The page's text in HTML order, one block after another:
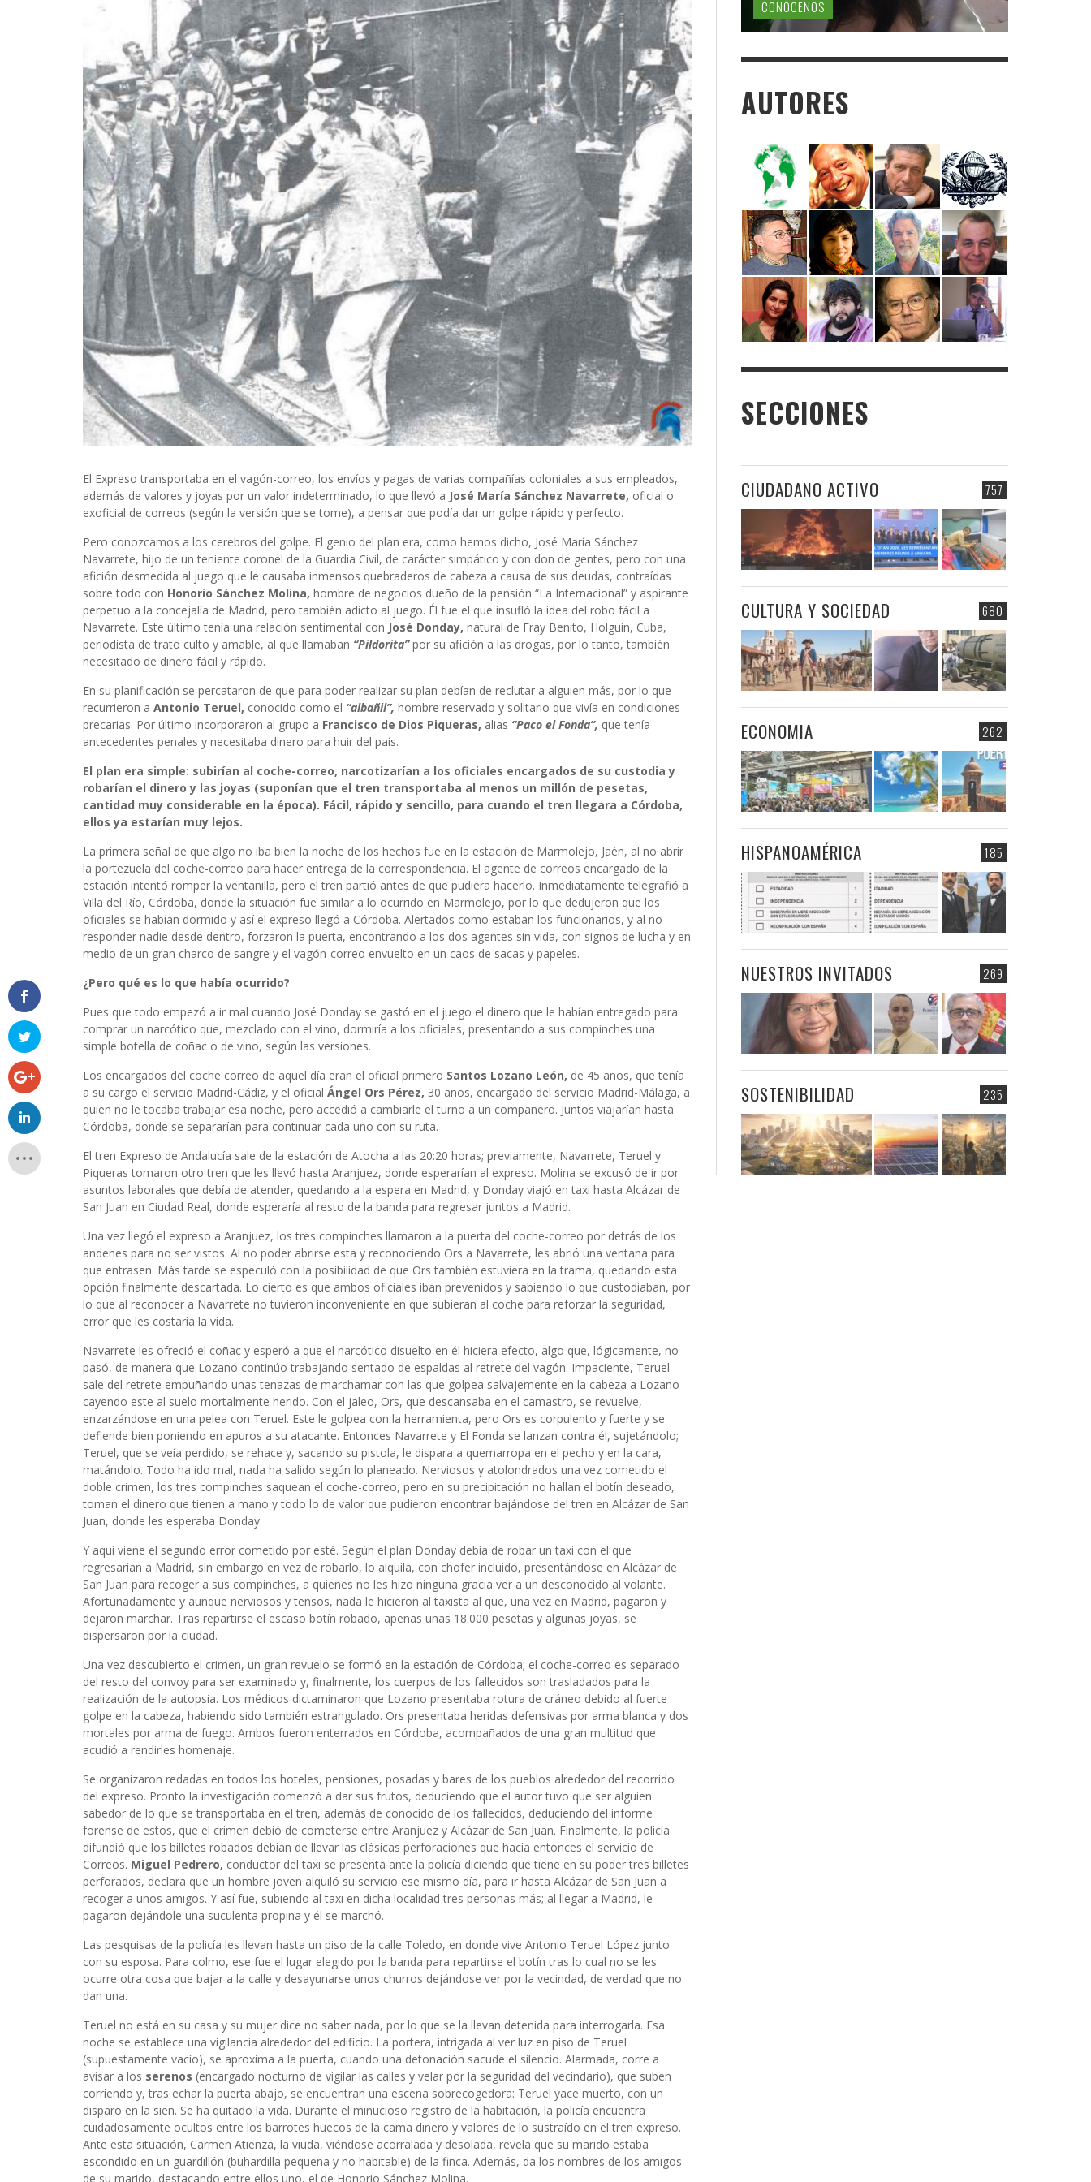
El Expreso transportaba en el vagón-correo, los envíos y pagas de varias compañías coloniales a sus empleados,
además de valores y joyas por un valor indeterminado, lo que llevó a José María Sánchez Navarrete, oficial o
exoficial de correos (según la versión que se tome), a pensar que podía dar un golpe rápido y perfecto.
Pero conozcamos a los cerebros del golpe. El genio del plan era, como hemos dicho, José María Sánchez
Navarrete, hijo de un teniente coronel de la Guardia Civil, de carácter simpático y con don de gentes, pero con una
afición desmedida al juego que le causaba inmensos quebraderos de cabeza a causa de sus deudas, contraídas
sobre todo con Honorio Sánchez Molina, hombre de negocios dueño de la pensión “La Internacional” y aspirante
perpetuo a la concejalía de Madrid, pero también adicto al juego. Él fue el que insufló la idea del robo fácil a
Navarrete. Este último tenía una relación sentimental con José Donday, natural de Fray Benito, Holguín, Cuba,
periodista de trato culto y amable, al que llamaban “Pildorita”por su afición a las drogas, por lo tanto, también
necesitado de dinero fácil y rápido.
En su planificación se percataron de que para poder realizar su plan debían de reclutar a alguien más, por lo que
recurrieron a Antonio Teruel, conocido como el “albañil”, hombre reservado y solitario que vivía en condiciones
precarias. Por último incorporaron al grupo a Francisco de Dios Piqueras, alias “Paco el Fonda”, que tenía
antecedentes penales y necesitaba dinero para huir del país.
El plan era simple: subirían al coche-correo, narcotizarían a los oficiales encargados de su custodia y
robarían el dinero y las joyas (suponían que el tren transportaba al menos un millón de pesetas,
cantidad muy considerable en la época). Fácil, rápido y sencillo, para cuando el tren llegara a Córdoba,
ellos ya estarían muy lejos.
La primera señal de que algo no iba bien la noche de los hechos fue en la estación de Marmolejo, Jaén, al no abrir
la portezuela del coche-correo para hacer entrega de la correspondencia. El agente de correos encargado de la
estación intentó romper la ventanilla, pero el tren partió antes de que pudiera hacerlo. Inmediatamente telegrafió a
Villa del Río, Córdoba, donde la situación fue similar a lo ocurrido en Marmolejo, por lo que dedujeron que los
oficiales se habían dormido y así el expreso llegó a Córdoba. Alertados como estaban los funcionarios, y al no
responder nadie desde dentro, forzaron la puerta, encontrando a los dos agentes sin vida, con signos de lucha y en
medio de un gran charco de sangre y el vagón-correo envuelto en un caos de sacas y papeles.
¿Pero qué es lo que había ocurrido?
Pues que todo empezó a ir mal cuando José Donday se gastó en el juego el dinero que le habían entregado para
comprar un narcótico que, mezclado con el vino, dormiría a los oficiales, presentando a sus compinches una
simple botella de coñac o de vino, según las versiones.
Los encargados del coche correo de aquel día eran el oficial primero Santos Lozano León, de 45 años, que tenía
a su cargo el servicio Madrid-Cádiz, y el oficial Ángel Ors Pérez, 30 años, encargado del servicio Madrid-Málaga, a
quien no le tocaba trabajar esa noche, pero accedió a cambiarle el turno a un compañero. Juntos viajarían hasta
Córdoba, donde se separarían para continuar cada uno con su ruta.
El tren Expreso de Andalucía sale de la estación de Atocha a las 20:20 horas; previamente, Navarrete, Teruel y
Piqueras tomaron otro tren que les llevó hasta Aranjuez, donde esperarían al expreso. Molina se excusó de ir por
asuntos laborales que debía de atender, quedando a la espera en Madrid, y Donday viajó en taxi hasta Alcázar de
San Juan en Ciudad Real, donde esperaría al resto de la banda para regresar juntos a Madrid.
Una vez llegó el expreso a Aranjuez, los tres compinches llamaron a la puerta del coche-correo por detrás de los
andenes para no ser vistos. Al no poder abrirse esta y reconociendo Ors a Navarrete, les abrió una ventana para
que entrasen. Más tarde se especuló con la posibilidad de que Ors también estuviera en la trama, quedando esta
opción finalmente descartada. Lo cierto es que ambos oficiales iban prevenidos y sabiendo lo que custodiaban, por
lo que al reconocer a Navarrete no tuvieron inconveniente en que subieran al coche para reforzar la seguridad,
error que les costaría la vida.
Navarrete les ofreció el coñac y esperó a que el narcótico disuelto en él hiciera efecto, algo que, lógicamente, no
pasó, de manera que Lozano continúo trabajando sentado de espaldas al retrete del vagón. Impaciente, Teruel
sale del retrete empuñando unas tenazas de marchamar con las que golpea salvajemente en la cabeza a Lozano
cayendo este al suelo mortalmente herido. Con el jaleo, Ors, que descansaba en el camastro, se revuelve,
enzarzándose en una pelea con Teruel. Este le golpea con la herramienta, pero Ors es corpulento y fuerte y se
defiende bien poniendo en apuros a su atacante. Entonces Navarrete y El Fonda se lanzan contra él, sujetándolo;
Teruel, que se veía perdido, se rehace y, sacando su pistola, le dispara a quemarropa en el pecho y en la cara,
matándolo. Todo ha ido mal, nada ha salido según lo planeado. Nerviosos y atolondrados una vez cometido el
doble crimen, los tres compinches saquean el coche-correo, pero en su precipitación no hallan el botín deseado,
toman el dinero que tienen a mano y todo lo de valor que pudieron encontrar bajándose del tren en Alcázar de San
Juan, donde les esperaba Donday.
Y aquí viene el segundo error cometido por esté. Según el plan Donday debía de robar un taxi con el que
regresarían a Madrid, sin embargo en vez de robarlo, lo alquila, con chofer incluido, presentándose en Alcázar de
San Juan para recoger a sus compinches, a quienes no les hizo ninguna gracia ver a un desconocido al volante.
Afortunadamente y aunque nerviosos y tensos, nada le hicieron al taxista al que, una vez en Madrid, pagaron y
dejaron marchar. Tras repartirse el escaso botín robado, apenas unas 18.000 pesetas y algunas joyas, se
dispersaron por la ciudad.
Una vez descubierto el crimen, un gran revuelo se formó en la estación de Córdoba; el coche-correo es separado
del resto del convoy para ser examinado y, finalmente, los cuerpos de los fallecidos son trasladados para la
realización de la autopsia. Los médicos dictaminaron que Lozano presentaba rotura de cráneo debido al fuerte
golpe en la cabeza, habiendo sido también estrangulado. Ors presentaba heridas defensivas por arma blanca y dos
mortales por arma de fuego. Ambos fueron enterrados en Córdoba, acompañados de una gran multitud que
acudió a rendirles homenaje.
Se organizaron redadas en todos los hoteles, pensiones, posadas y bares de los pueblos alrededor del recorrido
del expreso. Pronto la investigación comenzó a dar sus frutos, deduciendo que el autor tuvo que ser alguien
sabedor de lo que se transportaba en el tren, además de conocido de los fallecidos, deduciendo del informe
forense de estos, que el crimen debió de cometerse entre Aranjuez y Alcázar de San Juan. Finalmente, la policía
difundió que los billetes robados debían de llevar las clásicas perforaciones que hacía entonces el servicio de
Correos. Miguel Pedrero, conductor del taxi se presenta ante la policía diciendo que tiene en su poder tres billetes
perforados, declara que un hombre joven alquiló su servicio ese mismo día, para ir hasta Alcázar de San Juan a
recoger a unos amigos. Y así fue, subiendo al taxi en dicha localidad tres personas más; al llegar a Madrid, le
pagaron dejándole una suculenta propina y él se marchó.
Las pesquisas de la policía les llevan hasta un piso de la calle Toledo, en donde vive Antonio Teruel López junto
con su esposa. Para colmo, ese fue el lugar elegido por la banda para repartirse el botín tras lo cual no se les
ocurre otra cosa que bajar a la calle y desayunarse unos churros dejándose ver por la vecindad, de verdad que no
dan una.
Teruel no está en su casa y su mujer dice no saber nada, por lo que se la llevan detenida para interrogarla. Esa
noche se establece una vigilancia alrededor del edificio. La portera, intrigada al ver luz en piso de Teruel
(supuestamente vacío), se aproxima a la puerta, cuando una detonación sacude el silencio. Alarmada, corre a
avisar a los serenos (encargado nocturno de vigilar las calles y velar por la seguridad del vecindario), que suben
corriendo y, tras echar la puerta abajo, se encuentran una escena sobrecogedora: Teruel yace muerto, con un
disparo en la sien. Se ha quitado la vida. Durante el minucioso registro de la habitación, la policía encuentra
cuidadosamente ocultos entre los barrotes huecos de la cama dinero y valores de lo sustraído en el tren expreso.
Ante esta situación, Carmen Atienza, la viuda, viéndose acorralada y desolada, revela que su marido estaba
escondido en un guardillón (buhardilla pequeña y no habitable) de la finca. Además, da los nombres de los amigos
de su marido, destacando entre ellos uno, el de Honorio Sánchez Molina.
CONÓCENOS
AUTORES
SECCIONES
757
CIUDADANO ACTIVO
680
CULTURA Y SOCIEDAD
262
ECONOMIA
185
HISPANOAMÉRICA
269
NUESTROS INVITADOS
235
SOSTENIBILIDAD